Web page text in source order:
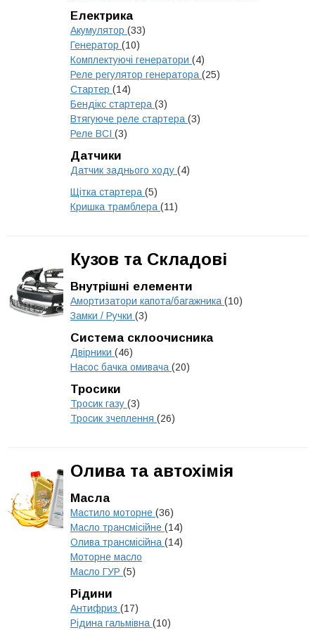
Електрика
Акумулятор (33)
Генератор (10)
Комплектуючі генератори (4)
Реле регулятор генератора (25)
Стартер (14)
Бендікс стартера (3)
Втягуюче реле стартера (3)
Реле ВСІ (3)
Датчики
Датчик заднього ходу (4)
Щітка стартера (5)
Кришка трамблера (11)
Кузов та Складові
Внутрішні елементи
Амортизатори капота/багажника (10)
Замки / Ручки (3)
Система склоочисника
Двірники (46)
Насос бачка омивача (20)
Тросики
Тросик газу (3)
Тросик зчеплення (26)
Олива та автохімія
Масла
Мастило моторне (36)
Масло трансмісійне (14)
Олива трансмісійна (14)
Моторне масло
Масло ГУР (5)
Рідини
Антифриз (17)
Рідина гальмівна (10)